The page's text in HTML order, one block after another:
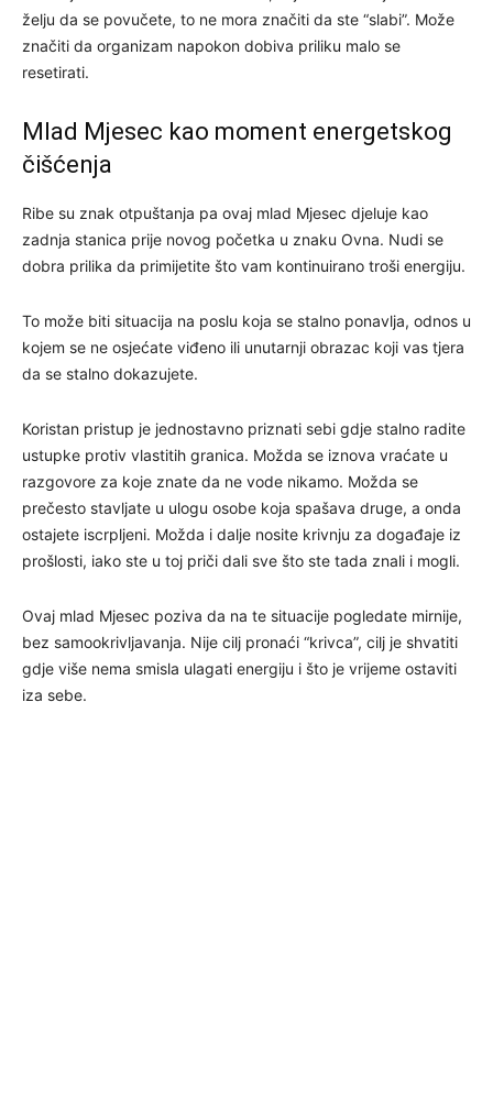
želju da se povučete, to ne mora značiti da ste “slabi”. Može
značiti da organizam napokon dobiva priliku malo se
resetirati.
Mlad Mjesec kao moment energetskog
čišćenja
Ribe su znak otpuštanja pa ovaj mlad Mjesec djeluje kao
zadnja stanica prije novog početka u znaku Ovna. Nudi se
dobra prilika da primijetite što vam kontinuirano troši energiju.
To može biti situacija na poslu koja se stalno ponavlja, odnos u
kojem se ne osjećate viđeno ili unutarnji obrazac koji vas tjera
da se stalno dokazujete.
Koristan pristup je jednostavno priznati sebi gdje stalno radite
ustupke protiv vlastitih granica. Možda se iznova vraćate u
razgovore za koje znate da ne vode nikamo. Možda se
prečesto stavljate u ulogu osobe koja spašava druge, a onda
ostajete iscrpljeni. Možda i dalje nosite krivnju za događaje iz
prošlosti, iako ste u toj priči dali sve što ste tada znali i mogli.
Ovaj mlad Mjesec poziva da na te situacije pogledate mirnije,
bez samookrivljavanja. Nije cilj pronaći “krivca”, cilj je shvatiti
gdje više nema smisla ulagati energiju i što je vrijeme ostaviti
iza sebe.